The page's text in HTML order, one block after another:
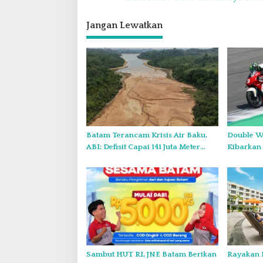
g
a
s
i
p
o
s
Jangan Lewatkan
Batam Terancam Krisis Air Baku,
ABI: Defisit Capai 141 Juta Meter
Double
Kibarkan
Sambut HUT RI, JNE Batam Berikan
Rayakan